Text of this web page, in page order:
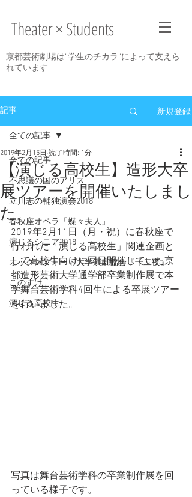
Theater × Students
京都芸術劇場は”学生のチカラ”によって支えら
れています
記事 新規登録
全ての記事
不思議の国のアリス
立川志の輔独演会2018
春秋座オペラ「蝶々夫人」
演じるシニア2018
オックスフォード大学演劇協会『十二夜』
このすけ
演じる高校生
全ての記事
【演じる高校生】造形大卒
展ツアーを開催いたしまし
た
2019年2月15日 読了時間: 1分
2019年2月11日（月・祝）に春秋座で
行われた「演じる高校生」関連企画と
して高校生向けに同日開催していた京
都造形芸術大学通学部卒業制作展で本
学舞台芸術学科4回生による卒展ツアー
を行いました。
写真は舞台芸術学科の卒業制作展を回
っている様子です。